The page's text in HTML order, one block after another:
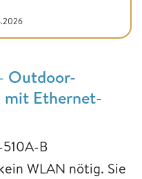
Outdoor-
mit Ethernet-
B
WLAN nötig. Sie